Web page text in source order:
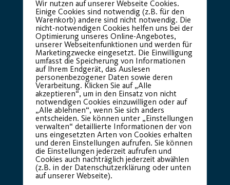
Basic Partner:
Wir nutzen auf unserer Webseite Cookies.
Einige Cookies sind notwendig (z.B. für den
Warenkorb) andere sind nicht notwendig. Die
nicht-notwendigen Cookies helfen uns bei der
Optimierung unseres Online-Angebotes,
unserer Webseitenfunktionen und werden für
Marketingzwecke eingesetzt. Die Einwilligung
umfasst die Speicherung von Informationen
auf Ihrem Endgerät, das Auslesen
personenbezogener Daten sowie deren
Verarbeitung. Klicken Sie auf „Alle
akzeptieren“, um in den Einsatz von nicht
notwendigen Cookies einzuwilligen oder auf
„Alle ablehnen“, wenn Sie sich anders
entscheiden. Sie können unter „Einstellungen
verwalten“ detaillierte Informationen der von
uns eingesetzten Arten von Cookies erhalten
und deren Einstellungen aufrufen. Sie können
die Einstellungen jederzeit aufrufen und
Cookies auch nachträglich jederzeit abwählen
(z.B. in der Datenschutzerklärung oder unten
auf unserer Webseite).